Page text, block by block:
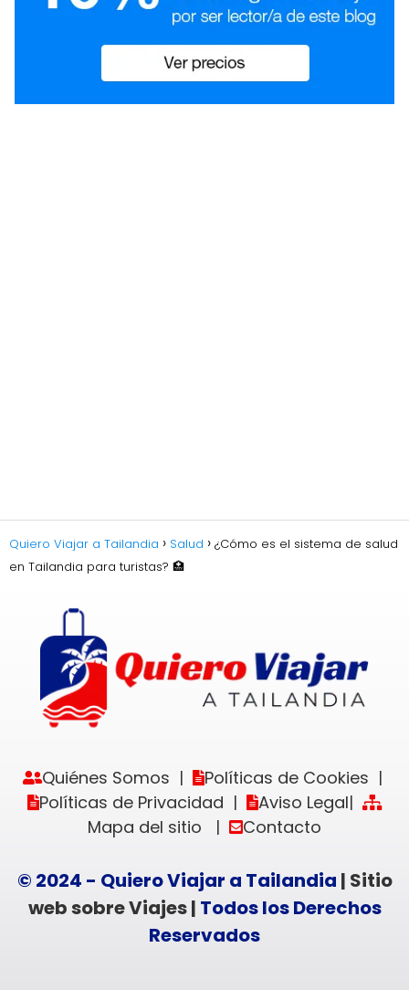
Quiero Viajar a Tailandia Salud
¿Cómo es el sistema de salud
en Tailandia para turistas? 🏥
Quiénes Somos | Políticas de Cookies |
Políticas de Privacidad | Aviso Legal|
Mapa del sitio | Contacto
© 2024 - Quiero Viajar a Tailandia | Sitio
web sobre Viajes | Todos los Derechos
Reservados